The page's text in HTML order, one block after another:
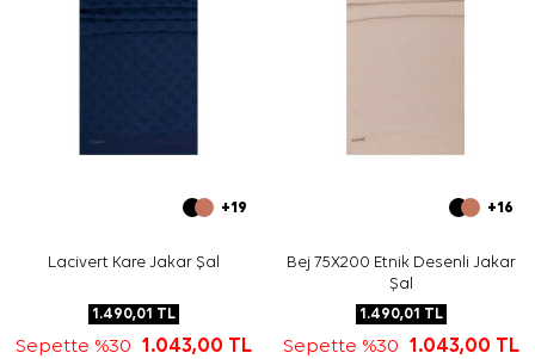
+19
Lacivert Kare Jakar Şal
1.490,01 TL
Sepette %30 1.043,00 TL
+16
Bej 75X200 Etnik Desenli Jakar
Şal
1.490,01 TL
Sepette %30 1.043,00 TL